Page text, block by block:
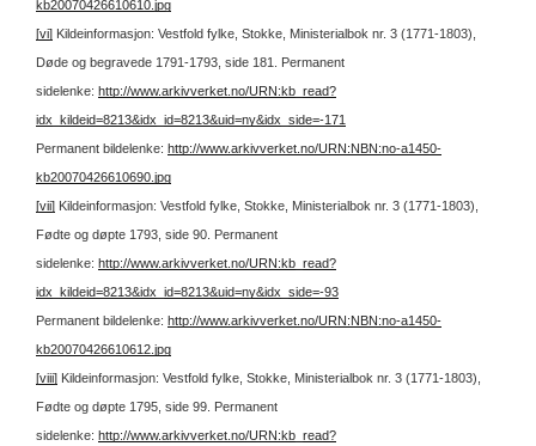
kb20070426610610.jpg
[vi] Kildeinformasjon: Vestfold fylke, Stokke, Ministerialbok nr. 3 (1771-1803),
Døde og begravede 1791-1793, side 181. Permanent
sidelenke: http://www.arkivverket.no/URN:kb_read?
idx_kildeid=8213&idx_id=8213&uid=ny&idx_side=-171
Permanent bildelenke: http://www.arkivverket.no/URN:NBN:no-a1450-
kb20070426610690.jpg
[vii] Kildeinformasjon: Vestfold fylke, Stokke, Ministerialbok nr. 3 (1771-1803),
Fødte og døpte 1793, side 90. Permanent
sidelenke: http://www.arkivverket.no/URN:kb_read?
idx_kildeid=8213&idx_id=8213&uid=ny&idx_side=-93
Permanent bildelenke: http://www.arkivverket.no/URN:NBN:no-a1450-
kb20070426610612.jpg
[viii] Kildeinformasjon: Vestfold fylke, Stokke, Ministerialbok nr. 3 (1771-1803),
Fødte og døpte 1795, side 99. Permanent
sidelenke: http://www.arkivverket.no/URN:kb_read?